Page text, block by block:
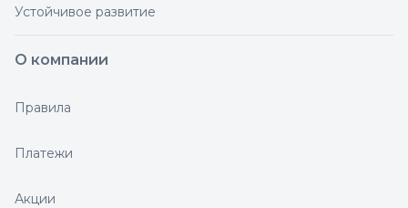
Устойчивое развитие
О компании
Правила
Платежи
Акции